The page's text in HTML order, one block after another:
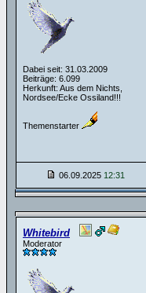
Dabei seit: 31.03.2009
Beiträge: 6.099
Herkunft: Aus dem Nichts,
Nordsee/Ecke Ossiland!!!
Themenstarter
06.09.2025 12:31
Whitebird
Moderator